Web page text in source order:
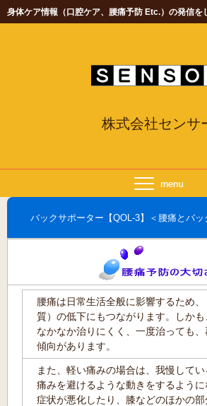
身体ケア情報（口腔ケア、腰痛予防 Etc.）の発信を
株式会社センサ
バックサポーター【QOL-3】＜腰痛とバッ
腰痛は日常生活全般に影響するため
質）の低下にもつながります。しかも
なかなか治りにくく、一度治っても
傾向があります。
また、軽い痛みの場合は、我慢して
痛みを避けるような動きをするよう
症状が悪化したり、膝などのほかの部